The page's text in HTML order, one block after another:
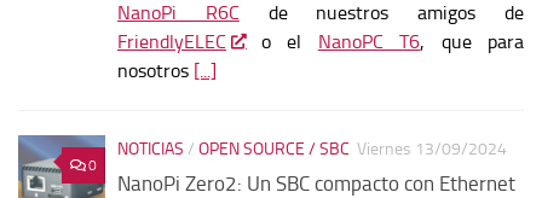
NanoPi R6C de nuestros amigos de
FriendlyELEC
o el NanoPC T6, que para
nosotros [...]
0
NOTICIAS / OPEN SOURCE / SBC Viernes 13/09/2024
NanoPi Zero2: Un SBC compacto con Ethernet